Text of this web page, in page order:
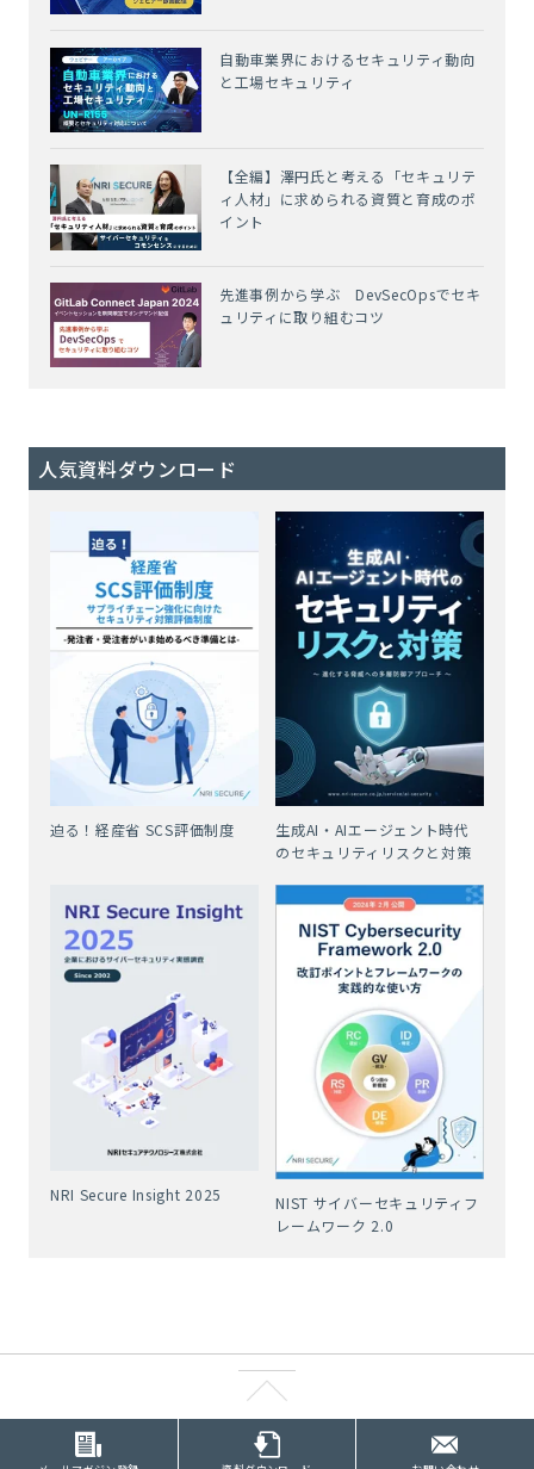
自動車業界におけるセキュリティ動向
と工場セキュリティ
【全編】澤円氏と考える「セキュリテ
ィ人材」に求められる資質と育成のポ
イント
先進事例から学ぶ DevSecOpsでセキ
ュリティに取り組むコツ
人気資料ダウンロード
迫る！経産省 SCS評価制度
生成AI・AIエージェント時代
のセキュリティリスクと対策
NRI Secure Insight 2025
NIST サイバーセキュリティフ
レームワーク 2.0